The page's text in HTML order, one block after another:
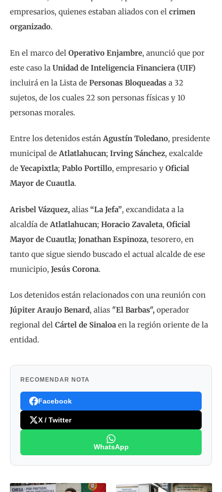
empresarios, quienes estaban aliados con el crimen
organizado.
En el marco del Operativo Enjambre, anunció que por
este caso la Unidad de Inteligencia Financiera (UIF)
incluirá en la Lista de Personas Bloqueadas a 32
sujetos, de los cuales 22 son personas físicas y 10
personas morales.
Entre los detenidos estánAgustín Toledano, presidente
municipal deAtlatlahucan; Irving Sánchez, exalcalde
deYecapixtla; Pablo Portillo, empresario y Oficial
Mayor de Cuautla.
Arisbel Vázquez, alias “La Jefa”, excandidata a la
alcaldía de Atlatlahucan; Horacio Zavaleta, Oficial
Mayor de Cuautla; Jonathan Espinoza, tesorero, en
tanto que sigue siendo buscado el actual alcalde de ese
municipio, Jesús Corona.
Los detenidos están relacionados con una reunión con
Júpiter Araujo Benard, alias "El Barbas", operador
regional del Cártel de Sinaloa en la región oriente de la
entidad.
RECOMENDAR NOTA
Facebook
X / Twitter
WhatsApp